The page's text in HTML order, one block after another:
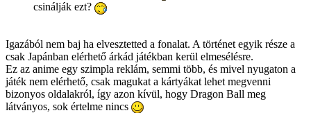
csinálják ezt?
Igazából nem baj ha elvesztetted a fonalat. A történet egyik része a
csak Japánban elérhető árkád játékban kerül elmesélésre.
Ez az anime egy szimpla reklám, semmi több, és mivel nyugaton a
játék nem elérhető, csak magukat a kártyákat lehet megvenni
bizonyos oldalakról, így azon kívül, hogy Dragon Ball meg
látványos, sok értelme nincs